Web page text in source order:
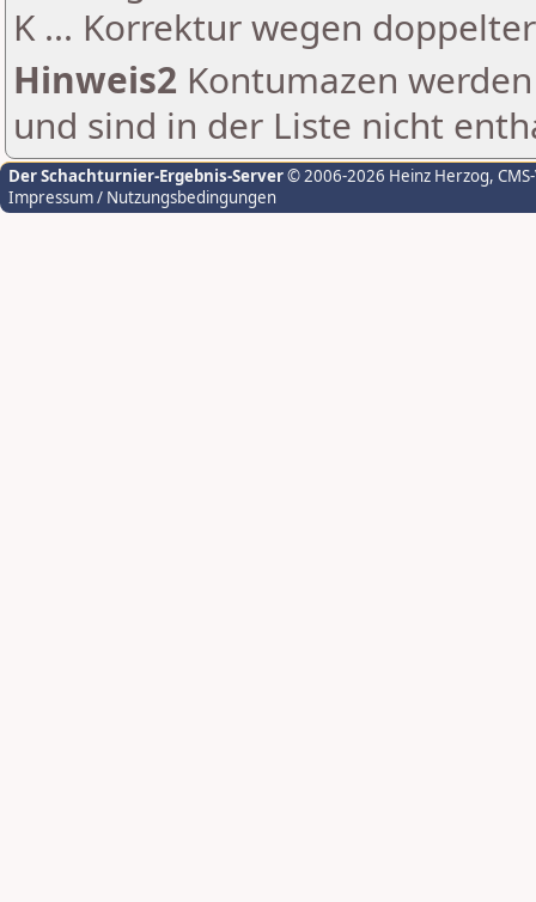
K ... Korrektur wegen
Hinweis2 Kontumazen
und sind in der Liste nicht
Der Schachturnier-Ergebnis-Server© 2006-2026 Heinz Herzog,
Impressum / Nutzungsbedingungen